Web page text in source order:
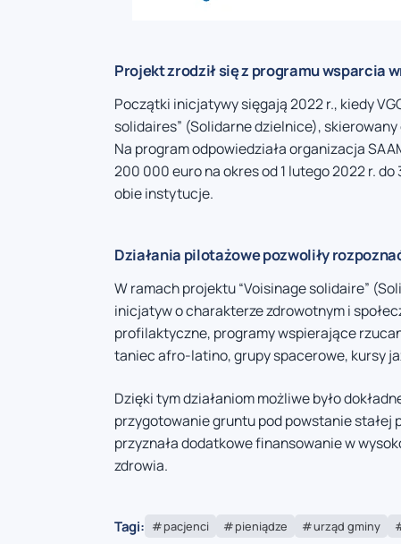
Projekt zrodził się z programu wsparcia
Początki inicjatywy sięgają 2022 r., kiedy
solidaires” (Solidarne dzielnice),
Na program odpowiedziała organizacja
200 000 euro na okres od 1 lutego 2022 r.
obie instytucje.
Działania pilotażowe pozwoliły
W ramach projektu “Voisinage solidaire”
inicjatyw o charakterze zdrowotnym i
profilaktyczne, programy wspierające
taniec afro-latino, grupy spacerowe, kursy
Dzięki tym działaniom możliwe było
przygotowanie gruntu pod powstanie stałej
przyznała dodatkowe finansowanie w
zdrowia.
Tagi: pacjenci pieniądze urząd gminy